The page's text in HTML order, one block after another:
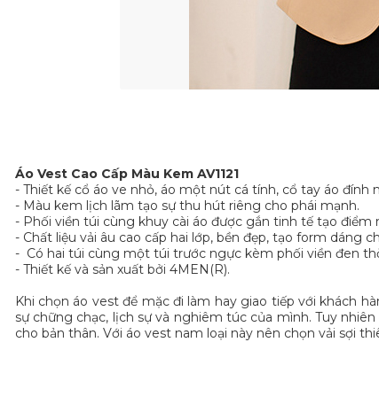
Áo Vest Cao Cấp Màu Kem AV1121
- Thiết kế cổ áo ve nhỏ, áo một nút cá tính, cổ tay áo đính
- Màu kem lịch lãm tạo sự thu hút riêng cho phái mạnh.
- Phối viền túi cùng khuy cài áo được gắn tinh tế tạo điểm
- Chất liệu vải âu cao cấp hai lớp, bền đẹp, tạo form dáng
- Có hai túi cùng một túi trước ngực kèm phối viền đen
- Thiết kế và sản xuất bởi 4MEN(R).
Khi chọn áo vest để mặc đi làm hay giao tiếp với khách
sự chững chạc, lịch sự và nghiêm túc của mình. Tuy
cho bản thân. Với áo vest nam loại này nên chọn vải sợi